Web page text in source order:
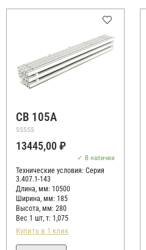
СВ 105А
Оценка
0
13445,00₽
В наличии
Технические условия: Серия
3.407.1-143
Длина, мм: 10500
Ширина, мм: 185
Высота, мм: 280
Вес 1 шт, т: 1,075
Купить в 1 клик